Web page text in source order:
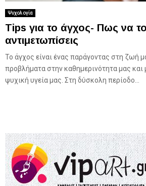
Ψυχολογία
Tips για το άγχος- Πως να το
αντιμετωπίσεις
Το άγχος είναι ένας παράγοντας στη ζωή
προβλήματα στην καθημερινότητα μας και
ψυχική υγεία μας. Στη δύσκολη περίοδο...